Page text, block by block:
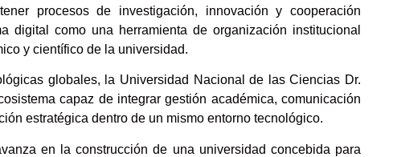
procesos de investigación, innovación y cooperación
digital como una herramienta de organización institucional
y científico de la universidad.
globales, la Universidad Nacional de las Ciencias Dr.
capaz de integrar gestión académica, comunicación
estratégica dentro de un mismo entorno tecnológico.
en la construcción de una universidad concebida para